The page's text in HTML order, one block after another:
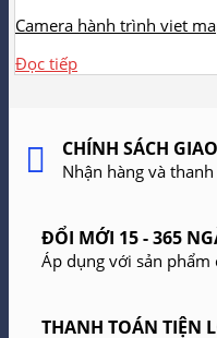
Camera hành trình viet
Đọc tiếp
CHÍNH SÁCH
Nhận hàng và
ĐỔI MỚI 15 - 365
Áp dụng với sản phẩm
THANH TOÁN TIỆN